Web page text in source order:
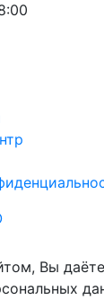
Вы